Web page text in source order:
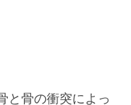
と骨の衝突によっ